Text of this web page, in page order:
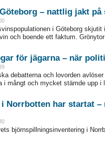
– nattlig jakt på
i Göteborg
och boende ett faktum.
för jägarna – när
debatterna och lovorden
i mångt och mycket stämde upp i
Norrbotten har startat –
björnspillningsinventering i